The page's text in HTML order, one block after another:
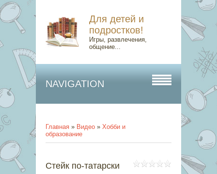
Для детей и
подростков!
Игры, развлечения,
общение...
NAVIGATION
Главная » Видео » Хобби и
образование
Стейк по-татарски